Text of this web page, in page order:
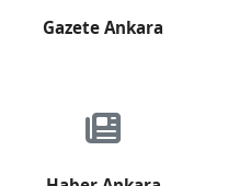
Gazete Ankara